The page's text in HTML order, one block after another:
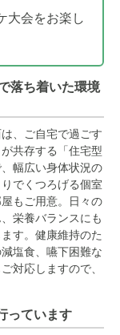
大会をお楽し
落ち着いた環境
、ご自宅で過ごす
共存する「住宅型
幅広い身体状況の
でくつろげる個室
もご用意。日々の
栄養バランスにも
す。健康維持のた
塩食、嚥下困難な
対応しますので、
っています